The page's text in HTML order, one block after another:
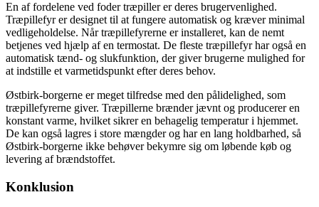
En af fordelene ved foder træpiller er deres brugervenlighed.
Træpillefyr er designet til at fungere automatisk og kræver minimal
vedligeholdelse. Når træpillefyrerne er installeret, kan de nemt
betjenes ved hjælp af en termostat. De fleste træpillefyr har også en
automatisk tænd- og slukfunktion, der giver brugerne mulighed for
at indstille et varmetidspunkt efter deres behov.
Østbirk-borgerne er meget tilfredse med den pålidelighed, som
træpillefyrerne giver. Træpillerne brænder jævnt og producerer en
konstant varme, hvilket sikrer en behagelig temperatur i hjemmet.
De kan også lagres i store mængder og har en lang holdbarhed, så
Østbirk-borgerne ikke behøver bekymre sig om løbende køb og
levering af brændstoffet.
Konklusion